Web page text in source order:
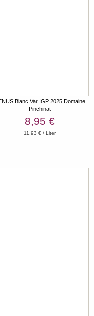
Blanc Var IGP 2025 Domaine
Pinchinat
8,95 €
11,93 € / Liter